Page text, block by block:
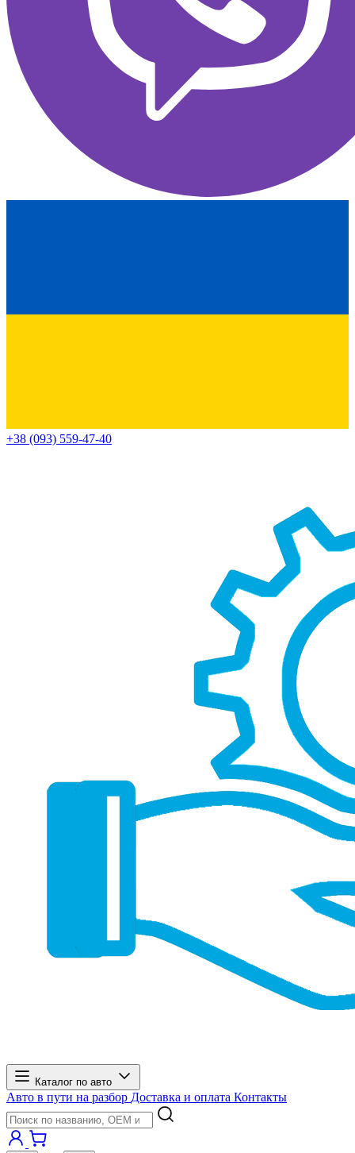
+38 (093) 559-47-40
Каталог по авто
Авто в пути на разбор Доставка и оплата Контакты